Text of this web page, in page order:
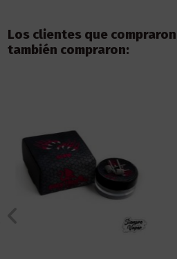
Los clientes que
también compraron: